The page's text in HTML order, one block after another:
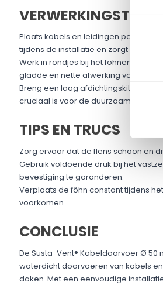
VERWERKINGSTIPS
Plaats kabels en leidingen pas na
tijdens de installatie en zorgt voor
Werk in rondjes bij het föhnen
gladde en nette afwerking van de
Breng een laag afdichtingskit aan
cruciaal is voor de duurzaamheid van
TIPS EN TRUCS
Zorg ervoor dat de flens schoon en
Gebruik voldoende druk bij het
bevestiging te garanderen.
Verplaats de föhn constant tijdens
voorkomen.
CONCLUSIE
De Susta-Vent® Kabeldoorvoer Ø
waterdicht doorvoeren van kabels
daken. Met een eenvoudige